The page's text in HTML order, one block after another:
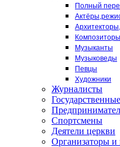
Полный
Композиторы
Музыканты
Музыковеды
Певцы
Художники
Журналисты
Спортсмены
Деятели церкви
Организаторы и